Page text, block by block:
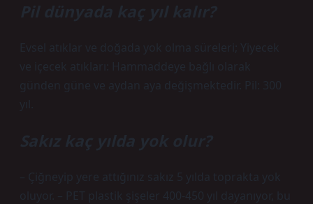
Pil dünyada kaç yıl kalır?
Evsel atıklar ve doğada yok olma süreleri; Yiyecek
ve içecek atıkları: Hammaddeye bağlı olarak
günden güne ve aydan aya değişmektedir. Pil: 300
Sakız kaç yılda yok olur?
– Çiğneyip yere attığınız sakız 5 yılda toprakta yok
oluyor. – PET plastik şişeler 400-450 yıl dayanıyor, bu